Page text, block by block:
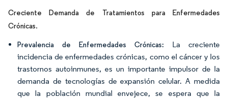
Creciente Demanda de Tratamientos para Enfermedades
Crónicas.
Prevalencia de Enfermedades Crónicas: La creciente
incidencia de enfermedades crónicas, como el cáncer y los
trastornos autoinmunes, es un importante impulsor de la
demanda de tecnologías de expansión celular. A medida
que la población mundial envejece, se espera que la